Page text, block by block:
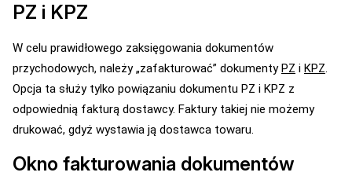
PZ i KPZ
W celu prawidłowego zaksięgowania dokumentów
przychodowych, należy „zafakturować” dokumentyPZ i KPZ.
Opcja ta służy tylko powiązaniu dokumentu PZ i KPZ z
odpowiednią fakturą dostawcy. Faktury takiej nie możemy
drukować, gdyż wystawia ją dostawca towaru.
Okno fakturowania dokumentów